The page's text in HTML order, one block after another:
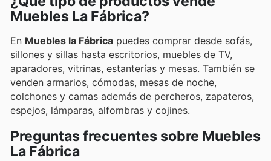
Muebles La Fábrica?
En Muebles la Fábrica puedes comprar desde sofás,
sillones y sillas hasta escritorios, muebles de TV,
aparadores, vitrinas, estanterías y mesas. También se
venden armarios, cómodas, mesas de noche,
colchones y camas además de percheros, zapateros,
espejos, lámparas, alfombras y cojines.
Preguntas frecuentes sobre Muebles
La Fábrica